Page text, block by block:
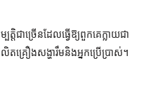
ជាច្រើនដែលធ្វើឱ្យពួកគេក្លាយជា
ឿងសង្ហារឹមនិងអ្នកប្រើប្រាស់។